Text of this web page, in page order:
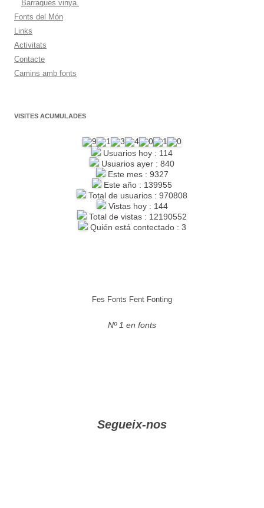
Barraques vinya.
Fonts del Món
Links
Activitats
Contacte
Camins amb fonts
VISITES ACUMULADES
Usuarios hoy : 114
Usuarios ayer : 840
Este mes : 9327
Este año : 139955
Total de usuarios : 970808
Vistas hoy : 144
Total de vistas : 12190552
Quién está contectado : 3
Fes Fonts Fent Fonting
Nº 1 en fonts
Segueix-nos